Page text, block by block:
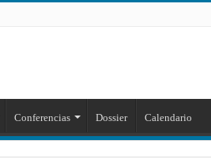
Conferencias Dossier Calendario